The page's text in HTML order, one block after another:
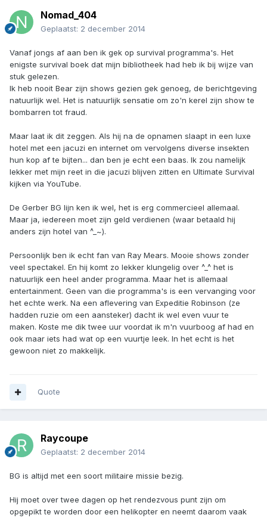
Nomad_404
Geplaatst: 2 december 2014
Vanaf jongs af aan ben ik gek op survival programma's. Het
enigste survival boek dat mijn bibliotheek had heb ik bij wijze van
stuk gelezen.
Ik heb nooit Bear zijn shows gezien gek genoeg, de berichtgeving
natuurlijk wel. Het is natuurlijk sensatie om zo'n kerel zijn show te
bombarren tot fraud.
Maar laat ik dit zeggen. Als hij na de opnamen slaapt in een luxe
hotel met een jacuzi en internet om vervolgens diverse insekten
hun kop af te bijten... dan ben je echt een baas. Ik zou namelijk
lekker met mijn reet in die jacuzi blijven zitten en Ultimate Survival
kijken via YouTube.
De Gerber BG lijn ken ik wel, het is erg commercieel allemaal.
Maar ja, iedereen moet zijn geld verdienen (waar betaald hij
anders zijn hotel van ^_~).
Persoonlijk ben ik echt fan van Ray Mears. Mooie shows zonder
veel spectakel. En hij komt zo lekker klungelig over ^_^ het is
natuurlijk een heel ander programma. Maar het is allemaal
entertainment. Geen van die programma's is een vervanging voor
het echte werk. Na een aflevering van Expeditie Robinson (ze
hadden ruzie om een aansteker) dacht ik wel even vuur te
maken. Koste me dik twee uur voordat ik m'n vuurboog af had en
ook maar iets had wat op een vuurtje leek. In het echt is het
gewoon niet zo makkelijk.
Quote
Raycoupe
Geplaatst: 2 december 2014
BG is altijd met een soort militaire missie bezig.
Hij moet over twee dagen op het rendezvous punt zijn om
opgepikt te worden door een helikopter en neemt daarom vaak